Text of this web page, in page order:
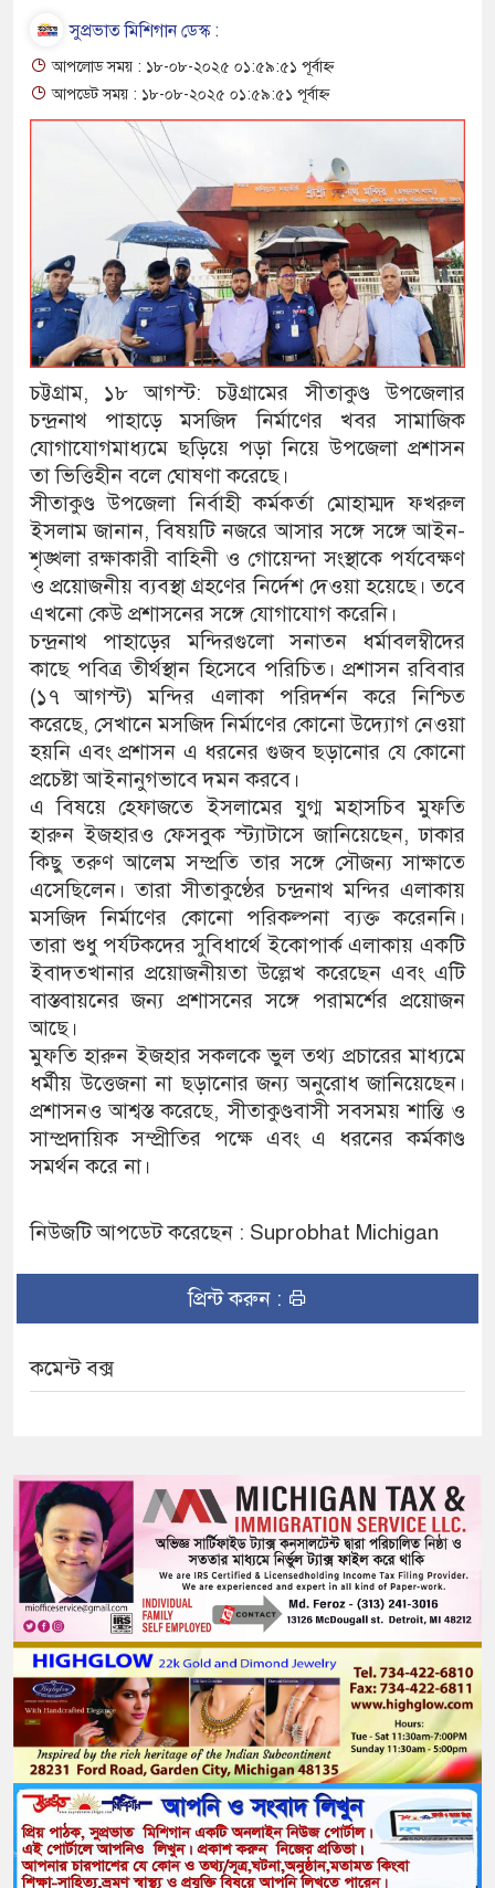
সুপ্রভাত মিশিগান ডেস্ক :
আপলোড সময় : ১৮-০৮-২০২৫ ০১:৫৯:৫১ পূর্বাহ্ন
আপডেট সময় : ১৮-০৮-২০২৫ ০১:৫৯:৫১ পূর্বাহ্ন
চট্টগ্রাম, ১৮ আগস্ট: চট্টগ্রামের সীতাকুণ্ড উপজেলার
চন্দ্রনাথ পাহাড়ে মসজিদ নির্মাণের খবর সামাজিক
যোগাযোগমাধ্যমে ছড়িয়ে পড়া নিয়ে উপজেলা প্রশাসন
তা ভিত্তিহীন বলে ঘোষণা করেছে।
সীতাকুণ্ড উপজেলা নির্বাহী কর্মকর্তা মোহাম্মদ ফখরুল
ইসলাম জানান, বিষয়টি নজরে আসার সঙ্গে সঙ্গে আইন-
শৃঙ্খলা রক্ষাকারী বাহিনী ও গোয়েন্দা সংস্থাকে পর্যবেক্ষণ
ও প্রয়োজনীয় ব্যবস্থা গ্রহণের নির্দেশ দেওয়া হয়েছে। তবে
এখনো কেউ প্রশাসনের সঙ্গে যোগাযোগ করেনি।
চন্দ্রনাথ পাহাড়ের মন্দিরগুলো সনাতন ধর্মাবলম্বীদের
কাছে পবিত্র তীর্থস্থান হিসেবে পরিচিত। প্রশাসন রবিবার
(১৭ আগস্ট) মন্দির এলাকা পরিদর্শন করে নিশ্চিত
করেছে, সেখানে মসজিদ নির্মাণের কোনো উদ্যোগ নেওয়া
হয়নি এবং প্রশাসন এ ধরনের গুজব ছড়ানোর যে কোনো
প্রচেষ্টা আইনানুগভাবে দমন করবে।
এ বিষয়ে হেফাজতে ইসলামের যুগ্ম মহাসচিব মুফতি
হারুন ইজহারও ফেসবুক স্ট্যাটাসে জানিয়েছেন, ঢাকার
কিছু তরুণ আলেম সম্প্রতি তার সঙ্গে সৌজন্য সাক্ষাতে
এসেছিলেন। তারা সীতাকুণ্ঠের চন্দ্রনাথ মন্দির এলাকায়
মসজিদ নির্মাণের কোনো পরিকল্পনা ব্যক্ত করেননি।
তারা শুধু পর্যটকদের সুবিধার্থে ইকোপার্ক এলাকায় একটি
ইবাদতখানার প্রয়োজনীয়তা উল্লেখ করেছেন এবং এটি
বাস্তবায়নের জন্য প্রশাসনের সঙ্গে পরামর্শের প্রয়োজন
আছে।
মুফতি হারুন ইজহার সকলকে ভুল তথ্য প্রচারের মাধ্যমে
ধর্মীয় উত্তেজনা না ছড়ানোর জন্য অনুরোধ জানিয়েছেন।
প্রশাসনও আশ্বস্ত করেছে, সীতাকুণ্ডবাসী সবসময় শান্তি ও
সাম্প্রদায়িক সম্প্রীতির পক্ষে এবং এ ধরনের কর্মকাণ্ড
সমর্থন করে না।
নিউজটি আপডেট করেছেন : Suprobhat Michigan
প্রিন্ট করুন :
কমেন্ট বক্স